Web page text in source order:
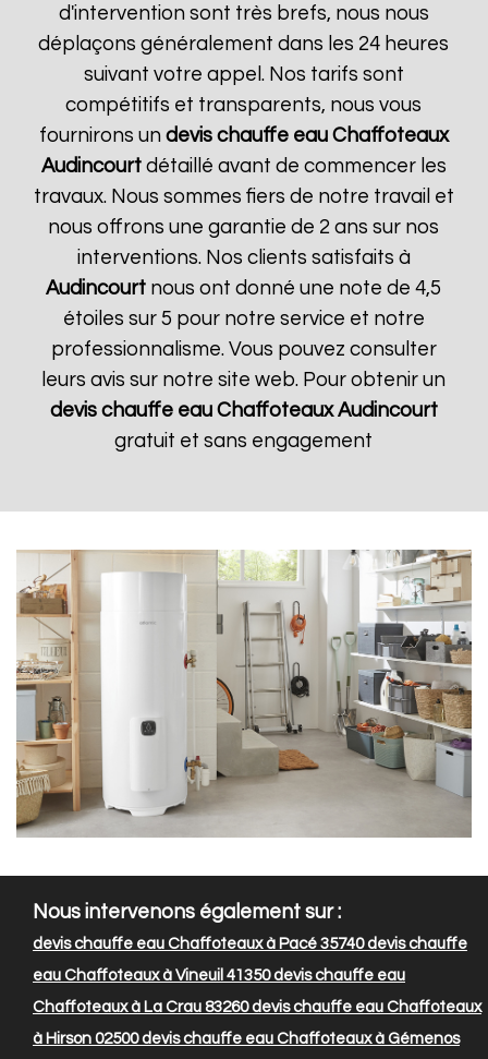
d'intervention sont très brefs, nous nous
déplaçons généralement dans les 24 heures
suivant votre appel. Nos tarifs sont
compétitifs et transparents, nous vous
fournirons un devis chauffe eau Chaffoteaux
Audincourtdétaillé avant de commencer les
travaux. Nous sommes fiers de notre travail et
nous offrons une garantie de 2 ans sur nos
interventions. Nos clients satisfaits à
Audincourt nous ont donné une note de 4,5
étoiles sur 5 pour notre service et notre
professionnalisme. Vous pouvez consulter
leurs avis sur notre site web. Pour obtenir un
devis chauffe eau Chaffoteaux Audincourt
gratuit et sans engagement
Nous intervenons également sur :
devis chauffe eau Chaffoteaux à Pacé 35740devis chauffe
eau Chaffoteaux à Vineuil 41350devis chauffe eau
Chaffoteaux à La Crau 83260devis chauffe eau Chaffoteaux
à Hirson 02500devis chauffe eau Chaffoteaux à Gémenos